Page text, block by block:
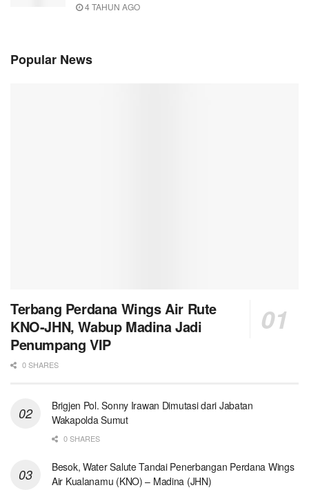
4 TAHUN AGO
Popular News
Terbang Perdana Wings Air Rute
KNO-JHN, Wabup Madina Jadi
Penumpang VIP
0 SHARES
Brigjen Pol. Sonny Irawan Dimutasi dari Jabatan
Wakapolda Sumut
0 SHARES
Besok, Water Salute Tandai Penerbangan Perdana Wings
Air Kualanamu (KNO) – Madina (JHN)